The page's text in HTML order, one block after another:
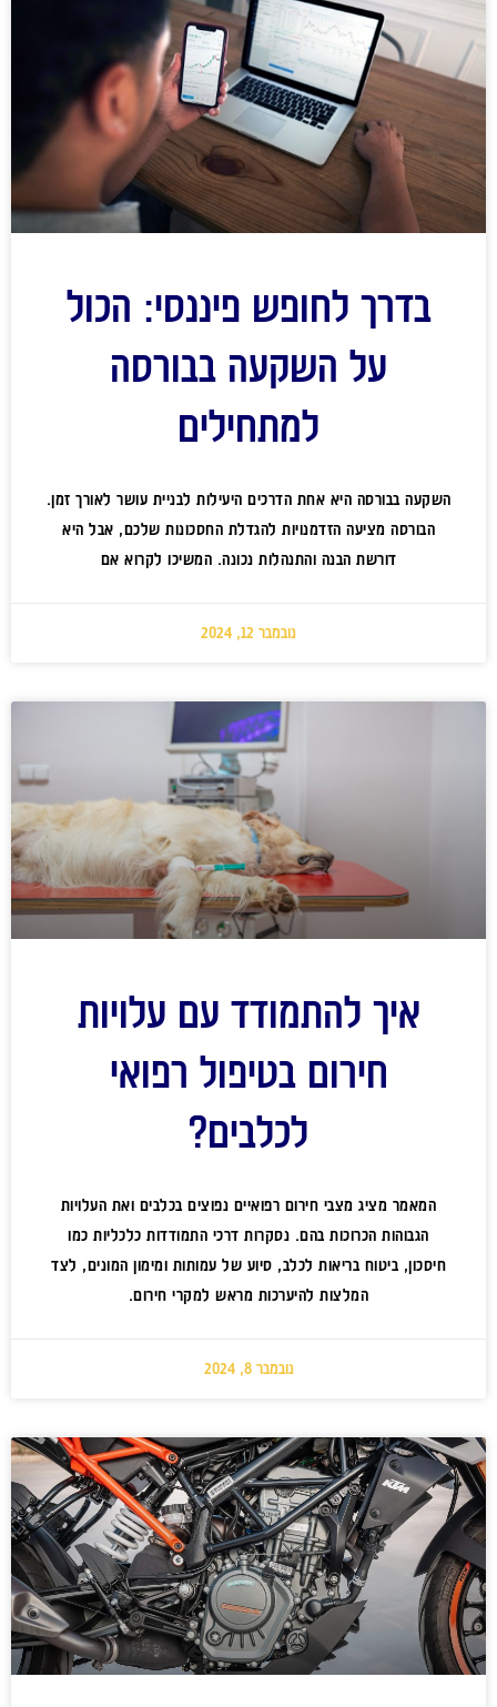
בדרך לחופש פיננסי: הכול
על השקעה בבורסה
למתחילים
השקעה בבורסה היא אחת הדרכים היעילות לבניית עושר לאורך זמן.
הבורסה מציעה הזדמנויות להגדלת החסכונות שלכם, אבל היא
דורשת הבנה והתנהלות נכונה. המשיכו לקרוא אם
נובמבר 12, 2024
איך להתמודד עם עלויות
חירום בטיפול רפואי
לכלבים?
המאמר מציג מצבי חירום רפואיים נפוצים בכלבים ואת העלויות
הגבוהות הכרוכות בהם. נסקרות דרכי התמודדות כלכליות כמו
חיסכון, ביטוח בריאות לכלב, סיוע של עמותות ומימון המונים, לצד
המלצות להיערכות מראש למקרי חירום.
נובמבר 8, 2024